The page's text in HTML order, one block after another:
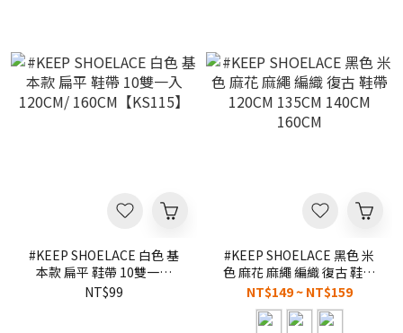
#KEEP SHOELACE 白色 基
本款 扁平 鞋帶 10雙一入
120CM/ 160CM【KS115】
NT$99
#KEEP SHOELACE 黑色 米
色 麻花 麻繩 編織 復古 鞋帶
120CM 135CM 140CM
160CM
NT$149 ~ NT$159